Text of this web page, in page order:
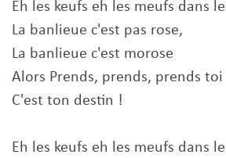
Eh les keufs eh les meufs dans le
La banlieue c'est pas rose,
La banlieue c'est morose
Alors Prends, prends, prends toi
C'est ton destin !
Eh les keufs eh les meufs dans le